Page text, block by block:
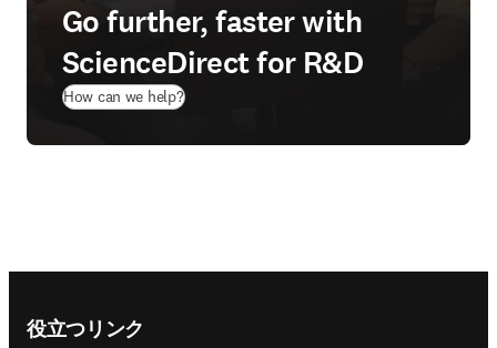
Go further, faster with
ScienceDirect for R&D
How can we help?
役立つリンク